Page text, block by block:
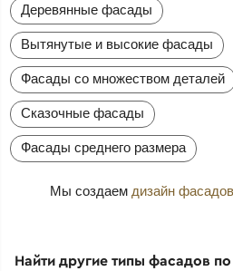
Деревянные фасады
Вытянутые и высокие фасады
Фасады со множеством деталей
Сказочные фасады
Фасады среднего размера
Мы создаем дизайн фасадов
Найти другие типы фасадов